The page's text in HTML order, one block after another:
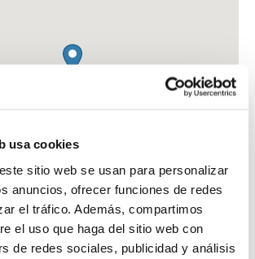
usa cookies
sitio web se usan para personalizar
anuncios, ofrecer funciones de redes
el tráfico. Además, compartimos
el uso que haga del sitio web con
de redes sociales, publicidad y análisis